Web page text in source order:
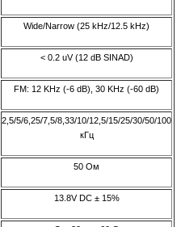
Wide/Narrow (25 kHz/12.5 kHz)
< 0.2 uV (12 dB SINAD)
FM: 12 KHz (-6 dB), 30 KHz (-60 dB)
2,5/5/6,25/7,5/8,33/10/12,5/15/25/30/50/100
кГц
50 Ом
13.8V DC ± 15%